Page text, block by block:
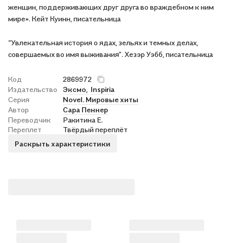
женщин, поддерживающих друг друга во враждебном к ним
мире». Кейт Куинн, писательница
“Увлекательная история о ядах, зельях и темных делах,
совершаемых во имя выживания”. Хезэр Уэбб, писательница
Код
2869972
Издательство
Эксмо,
Inspiria
Серия
Novel. Мировые хиты
Автор
Сара Пеннер
Переводчик
Ракитина Е.
Переплет
Твёрдый переплёт
Раскрыть характеристики